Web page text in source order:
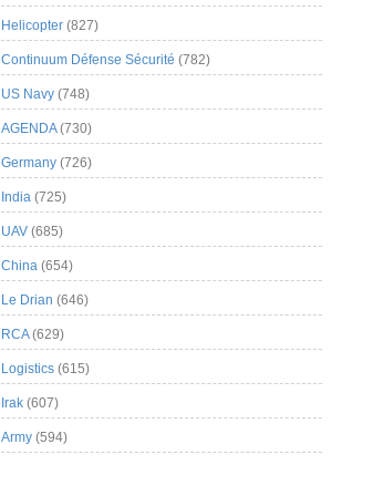
Helicopter (827)
Continuum Défense Sécurité (782)
US Navy (748)
AGENDA(730)
Germany (726)
India (725)
UAV (685)
China (654)
Le Drian (646)
RCA(629)
Logistics (615)
Irak (607)
Army (594)